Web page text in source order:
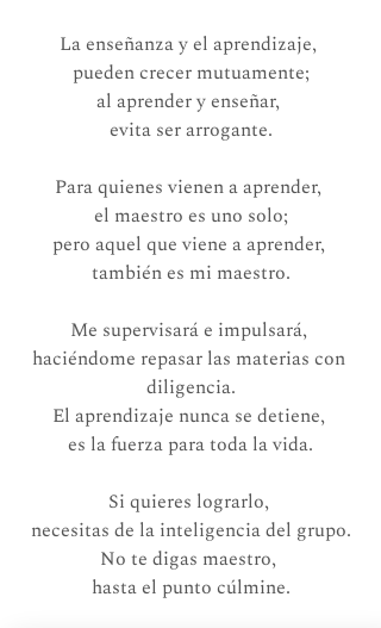
La enseñanza y el aprendizaje,
pueden crecer mutuamente;
al aprender y enseñar,
evita ser arrogante.
Para quienes vienen a aprender,
el maestro es uno solo;
pero aquel que viene a aprender,
también es mi maestro.
Me supervisará e impulsará,
haciéndome repasar las materias con
diligencia.
El aprendizaje nunca se detiene,
es la fuerza para toda la vida.
Si quieres lograrlo,
necesitas de la inteligencia del grupo.
No te digas maestro,
hasta el punto cúlmine.